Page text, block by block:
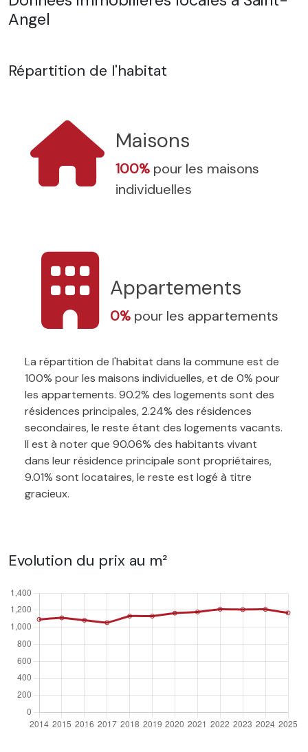
Angel
Répartition de l'habitat
Maisons
100% pour les maisons
individuelles
Appartements
0% pour les appartements
La répartition de l'habitat dans la commune est de
100% pour les maisons individuelles, et de 0% pour
les appartements. 90.2% des logements sont des
résidences principales, 2.24% des résidences
secondaires, le reste étant des logements vacants.
Il est à noter que 90.06% des habitants vivant
dans leur résidence principale sont propriétaires,
9.01% sont locataires, le reste est logé à titre
gracieux.
Evolution du prix au m²